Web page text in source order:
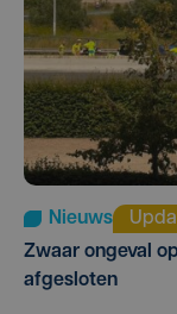
Nieuws
Zwaar ongeval
afgesloten